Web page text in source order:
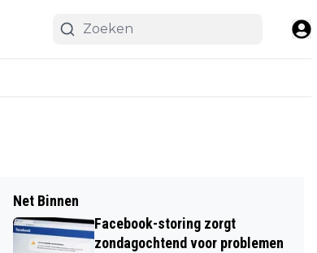
Net Binnen
Facebook-storing zorgt
zondagochtend voor problemen